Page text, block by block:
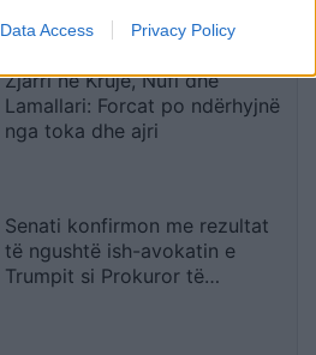
Data Access Privacy Policy
Zjarri në Krujë, Nufi dhe
Lamallari: Forcat po ndërhyjnë
nga toka dhe ajri
Senati konfirmon me rezultat
të ngushtë ish-avokatin e
Trumpit si Prokuror të